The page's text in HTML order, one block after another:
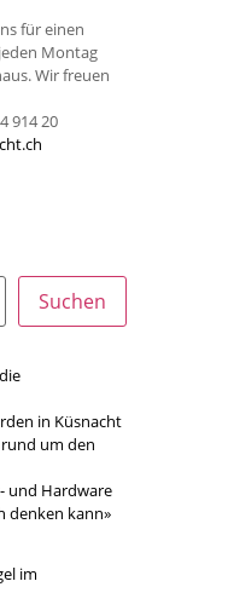
für einen
Montag
Wir freuen
914 20
Suchen
in Küsnacht
um den
und Hardware
denken kann»
im